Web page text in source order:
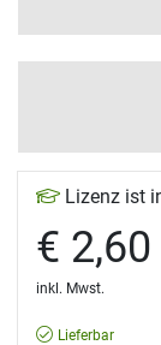
Lizenz ist
€ 2,60
inkl. Mwst.
Lieferbar